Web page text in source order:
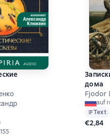
рейтинг 4,7 на основе 155 оценок
155
дома
Fjodor
auf
Text
€2,84